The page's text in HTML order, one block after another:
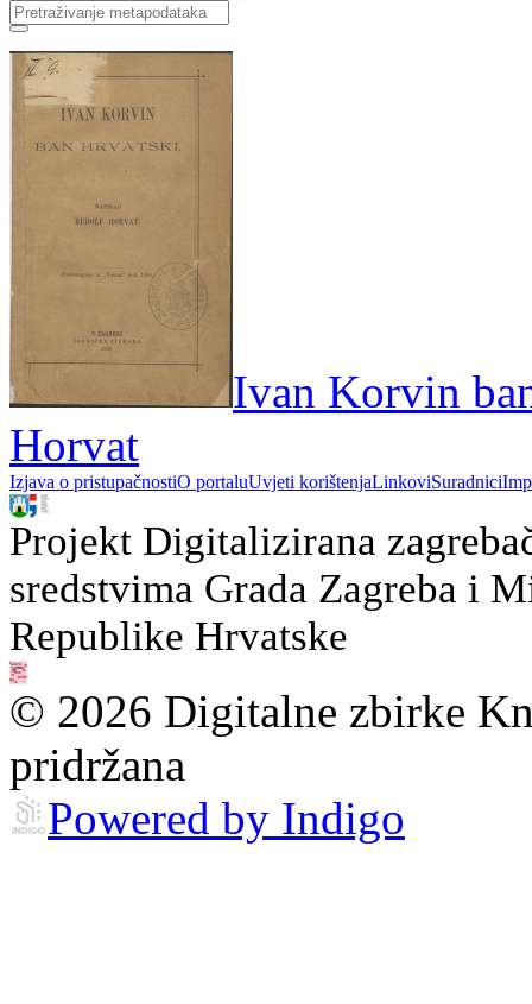
Ivan Korvin
Horvat
Izjava o pristupačnostiO portaluUvjeti korištenjaLinkoviSuradnici
Projekt Digitalizirana
sredstvima Grada Zagreba i
Republike Hrvatske
© 2026 Digitalne zbirke
pridržana
Powered by Indigo